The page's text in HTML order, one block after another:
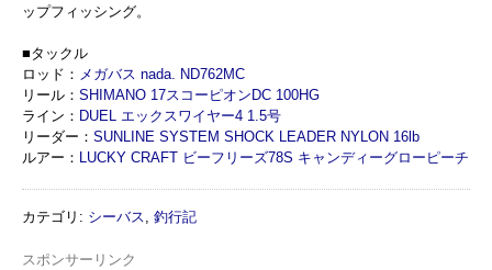
ップフィッシング。
■タックル
ロッド： メガバス nada. ND762MC
リール： SHIMANO 17スコーピオンDC 100HG
ライン： DUEL エックスワイヤー4 1.5号
リーダー： SUNLINE SYSTEM SHOCK LEADER NYLON 16lb
ルアー： LUCKY CRAFT ビーフリーズ78S キャンディーグローピーチ
カテゴリ : シーバス, 釣行記
スポンサーリンク